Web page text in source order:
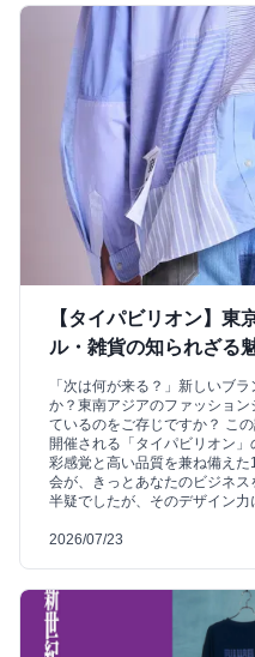
【タイパビリオン】東
ル・雑貨の知られざる
「次は何が来る？」新しいブ
か？東南アジアのファッショ
ているのをご存じですか？ こ
開催される「タイパビリオン
彩感覚と高い品質を兼ね備え
会が、きっとあなたのビジネ
半疑でしたが、そのデザイン力
2026/07/23